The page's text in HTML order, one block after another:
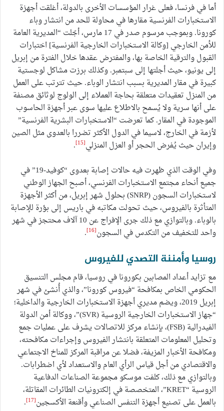
أما في فرنسا، فعلى غرار المؤسسات الأخرى بالدولة، أغلقت أجهزة
الاستخبارات الفرنسية مقارها في محاولة للحد من انتشار وباء
كورونا. وبموجب مرسوم صدر في 17 مارس، أجّلت “المديرية العامة
للأمن الخارجي [وكالة الاستخبارات الخارجية الفرنسية] اختبارات
القبول والترقية الخاصة بها، والمفترض عقدها خلال الفترة من إبريل
إلى يونيو، حيث أجلتها إلى سبتمبر. وكذلك برزت مشاكل لوجستية
كبيرة في مقار المديرية بسبب انتشار الوباء. حيث تترتب على العمل
من المنزل تعقيدات متعلقة بحاجة العملاء إلى الولوج لوثائق مصنفة
على أنها سرية ولا يُسمح بالاطلاع عليها سوى عبر أجهزة الحاسوب
الموجودة في المقار. كما تعرضت “الاستخبارات البشرية الفرنسية”
لأزمة في الخارج، لاسيما في الدول الأكثر تضررا بالعدوى مثل الصين
وإيران حيث يُفرض الحجر أو العزل المنزلي[15]
.
وفي الوقت الذي ظهرت فيه حالات إصابة بعدوى “كوفيد-19” في
جميع أنحاء مجتمع الاستخبارات الفرنسي، أصبح الجهاز الوطني
لاستخبارات السجون (SNRP) بحلول شهر إبريل، من أكثر الأجهزة
المتأثرة بالفيروس، حيث تحولت مكاتبه في باريس إلى بؤرة للإصابة
بالوباء. وبالتوازي مع ذلك جرى الإفراج عن 10 آلاف محتجز في شهر
واحد للتخفيف من التكدس في السجون[16]
.
روسيا وأمننة التصدي للفيروس
مع تزايد أعداد المصابين بكورونا في روسيا، قام مجلس التنسيق
الحكومي الخاص بمكافحة “فيروس كورونا”، والذي أُنشئ في شهر
إبريل 2019، ويضم مديري أجهزة الاستخبارات الخارجية والداخلية؛
“جهاز الاستخبارات الخارجية الروسية (SVR)”، ووكالة أمن الدولة
الفيدرالية (FSB)، بإنشاء مركز للاتصالات يشرف على عمليات جمع
وتحليل المعلومات المتعلقة بانتشار الفيروس وإجراءات مكافحته،
ومكافحة الأخبار المزيفة، فضلا عن مراقبة المركز للمناخ الاجتماعي
والاقتصادي من أجل قياس الرأي العام والاستعداد لأي اضطرابات.
وبالتوازي مع ذلك، كلفت موسكو مجموعة الصناعات الدفاعية
الروسية “KRET”، المتخصصة في إلكترونيات الطائرات المقاتلة،
بالعمل على تصنيع أجهزة التنفس الصناعي وأقنعة الأكسجين[17]
.